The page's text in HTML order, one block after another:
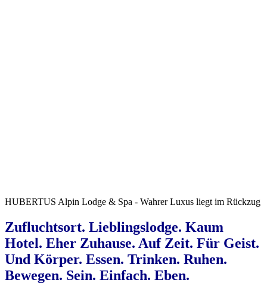
HUBERTUS Alpin Lodge & Spa - Wahrer Luxus liegt im Rückzug
Zufluchtsort. Lieblingslodge. Kaum
Hotel. Eher Zuhause. Auf Zeit. Für Geist.
Und Körper. Essen. Trinken. Ruhen.
Bewegen. Sein. Einfach. Eben.